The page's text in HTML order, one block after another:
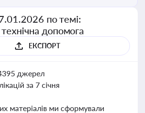
по темі:
допомога
ЕКСПОРТ
джерел
за 7 січня
матеріалів ми сформували